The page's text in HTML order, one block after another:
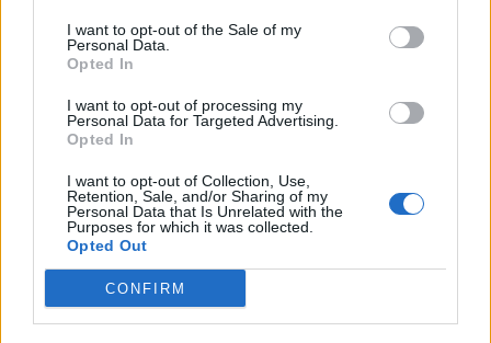
I want to opt-out of the Sale of my
Personal Data.
Opted In
I want to opt-out of processing my
Personal Data for Targeted Advertising.
Opted In
I want to opt-out of Collection, Use,
Retention, Sale, and/or Sharing of my
Personal Data that Is Unrelated with the
Purposes for which it was collected.
Opted Out
CONFIRM